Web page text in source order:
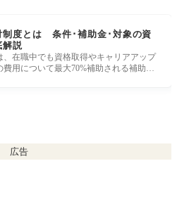
制度とは 条件･補助金･対象の資
解説
、在職中でも資格取得やキャリアアップ
用について最大70%補助される補助金
広告